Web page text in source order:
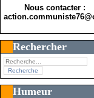
Nous contacter :
Rechercher
Humeur